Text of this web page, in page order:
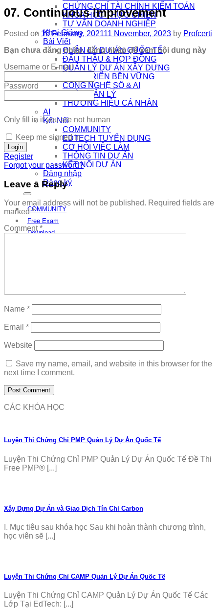
CHỨNG CHỈ TÀI CHÍNH KIỂM TOÁN
KHÓA HỌC THỰC CHIẾN
TƯ VẤN DOANH NGHIỆP
Khai Giảng
Bài Viết
QUẢN LÝ DỰ ÁN QUỐC TẾ
ĐẤU THẦU & HỢP ĐỒNG
QUẢN LÝ DỰ ÁN XÂY DỰNG
PHÁT TRIỂN BỀN VỮNG
CÔNG NGHỆ SỐ & AI
NHÀ QUẢN LÝ
THƯƠNG HIỆU CÁ NHÂN
AI
Kết Nối
COMMUNITY
EDTECH TUYỂN DỤNG
CƠ HỘI VIỆC LÀM
THÔNG TIN DỰ ÁN
KẾT NỐI DỰ ÁN
Đăng nhập
Đăng ký
COMMUNITY
Free Exam
Download
07. Continuous Improvement
Posted on 16 February, 202111 November, 2023 by Profcerti
Bạn chưa đăng nhập, đăng nhập để xem nội dung này
Username or E-mail
Password
Only fill in if you are not human
Keep me signed in
Register
Forgot your password?
Leave a Reply
Your email address will not be published. Required fields are
marked*
Comment*
Name *
Email *
Website
Save my name, email, and website in this browser for the
next time I comment.
CÁC KHÓA HỌC
Luyện Thi Chứng Chỉ PMP Quản Lý Dự Án Quốc Tế
Luyện Thi Chứng Chỉ PMP Quản Lý Dự Án Quốc Tế Đề Thi
Free PMP® [...]
Xây Dựng Dự Án và Giao Dịch Tín Chỉ Carbon
I. Mục tiêu sau khóa học Sau khi hoàn thành chương trình,
học viên sẽ [...]
Luyện Thi Chứng Chỉ CAMP Quản Lý Dự Án Quốc Tế
Luyện Thi Chứng Chỉ CAMP Quản Lý Dự Án Quốc Tế Các
Lớp Tại EdTech: [...]